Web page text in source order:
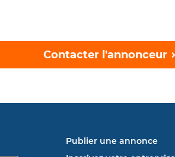
Contacter l'annonceur
Publier une annonce